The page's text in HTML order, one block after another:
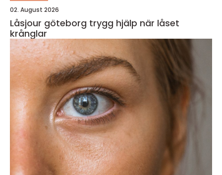
02. August 2026
Låsjour göteborg trygg hjälp när låset
krånglar